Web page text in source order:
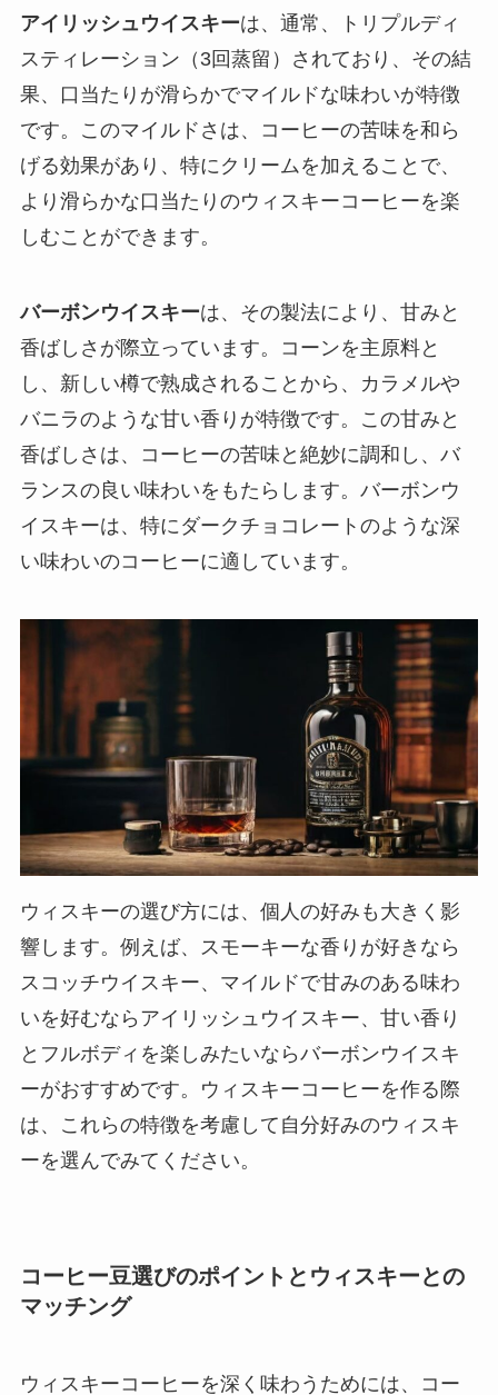
アイリッシュウイスキーは、通常、トリプルディ
スティレーション（3回蒸留）されており、その結
果、口当たりが滑らかでマイルドな味わいが特徴
です。このマイルドさは、コーヒーの苦味を和ら
げる効果があり、特にクリームを加えることで、
より滑らかな口当たりのウィスキーコーヒーを楽
しむことができます。
バーボンウイスキーは、その製法により、甘みと
香ばしさが際立っています。コーンを主原料と
し、新しい樽で熟成されることから、カラメルや
バニラのような甘い香りが特徴です。この甘みと
香ばしさは、コーヒーの苦味と絶妙に調和し、バ
ランスの良い味わいをもたらします。バーボンウ
イスキーは、特にダークチョコレートのような深
い味わいのコーヒーに適しています。
ウィスキーの選び方には、個人の好みも大きく影
響します。例えば、スモーキーな香りが好きなら
スコッチウイスキー、マイルドで甘みのある味わ
いを好むならアイリッシュウイスキー、甘い香り
とフルボディを楽しみたいならバーボンウイスキ
ーがおすすめです。ウィスキーコーヒーを作る際
は、これらの特徴を考慮して自分好みのウィスキ
ーを選んでみてください。
コーヒー豆選びのポイントとウィスキーとの
マッチング
ウィスキーコーヒーを深く味わうためには、コー